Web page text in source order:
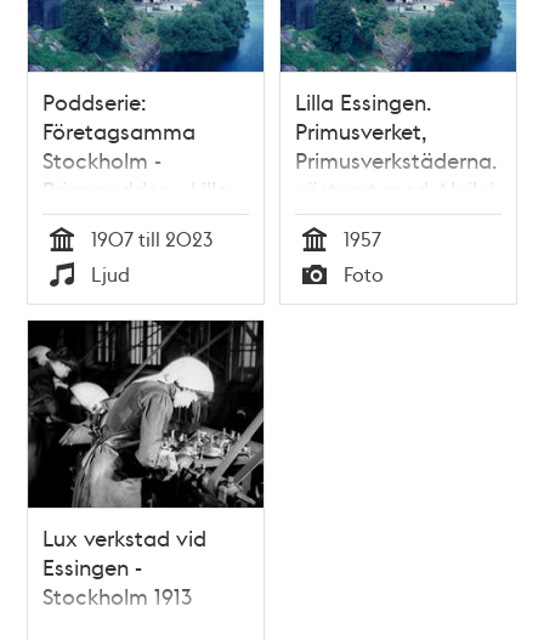
Poddserie:
Företagsamma
Stockholm -
Primusudden - Lilla
Essingen,
Primusfabriken
Tid
1907 till 2023
Typ
Ljud
Lilla Essingen.
Primusverket,
Primusverkstäderna.
västerut med Alvik i
fonden
Tid
1957
Typ
Foto
Lux verkstad vid
Essingen -
Stockholm 1913